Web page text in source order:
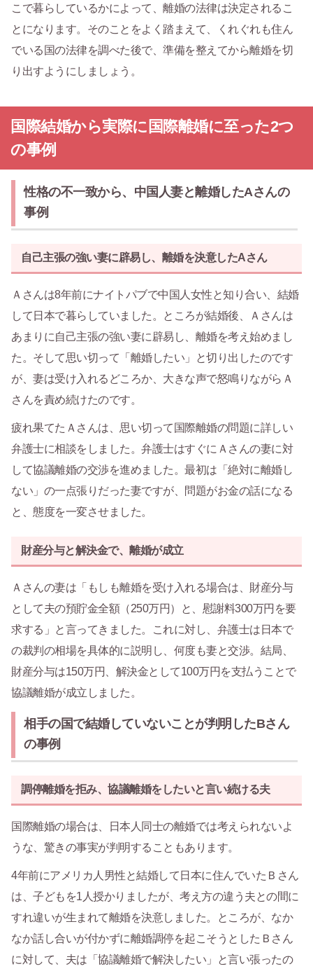
こで暮らしているかによって、離婚の法律は決定されるこ
とになります。そのことをよく踏まえて、くれぐれも住ん
でいる国の法律を調べた後で、準備を整えてから離婚を切
り出すようにしましょう。
国際結婚から実際に国際離婚に至った2つ
の事例
性格の不一致から、中国人妻と離婚したAさんの
事例
自己主張の強い妻に辟易し、離婚を決意したAさん
Ａさんは8年前にナイトパブで中国人女性と知り合い、結婚
して日本で暮らしていました。ところが結婚後、Ａさんは
あまりに自己主張の強い妻に辟易し、離婚を考え始めまし
た。そして思い切って「離婚したい」と切り出したのです
が、妻は受け入れるどころか、大きな声で怒鳴りながらＡ
さんを責め続けたのです。
疲れ果てたＡさんは、思い切って国際離婚の問題に詳しい
弁護士に相談をしました。弁護士はすぐにＡさんの妻に対
して協議離婚の交渉を進めました。最初は「絶対に離婚し
ない」の一点張りだった妻ですが、問題がお金の話になる
と、態度を一変させました。
財産分与と解決金で、離婚が成立
Ａさんの妻は「もしも離婚を受け入れる場合は、財産分与
として夫の預貯金全額（250万円）と、慰謝料300万円を要
求する」と言ってきました。これに対し、弁護士は日本で
の裁判の相場を具体的に説明し、何度も妻と交渉。結局、
財産分与は150万円、解決金として100万円を支払うことで
協議離婚が成立しました。
相手の国で結婚していないことが判明したBさん
の事例
調停離婚を拒み、協議離婚をしたいと言い続ける夫
国際離婚の場合は、日本人同士の離婚では考えられないよ
うな、驚きの事実が判明することもあります。
4年前にアメリカ人男性と結婚して日本に住んでいたＢさん
は、子どもを1人授かりましたが、考え方の違う夫との間に
すれ違いが生まれて離婚を決意しました。ところが、なか
なか話し合いが付かずに離婚調停を起こそうとしたＢさん
に対して、夫は「協議離婚で解決したい」と言い張ったの